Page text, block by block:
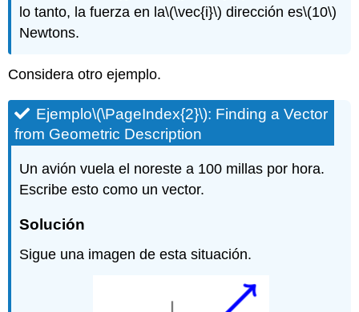
lo tanto, la fuerza en la\(\vec{i}\) dirección es\(10\)
Newtons.
Considera otro ejemplo.
Ejemplo\(\PageIndex{2}\): Finding a Vector
from Geometric Description
Un avión vuela el noreste a 100 millas por hora.
Escribe esto como un vector.
Solución
Sigue una imagen de esta situación.